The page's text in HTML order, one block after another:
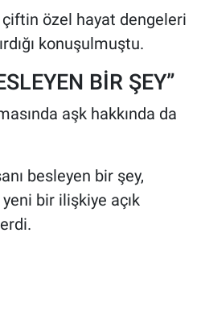
özel hayat dengeleri
konuşulmuştu.
BİR ŞEY”
aşk hakkında da
besleyen bir şey,
bir ilişkiye açık